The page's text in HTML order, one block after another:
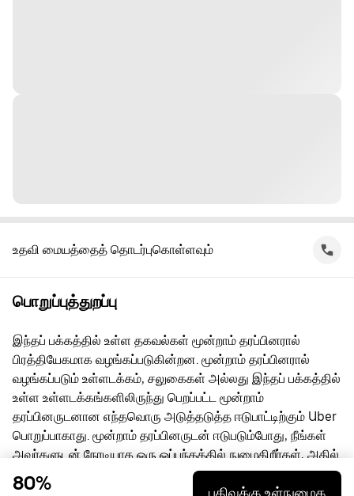
உதவி மையத்தைத் தொடர்புகொள்ளவும்
பொறுப்புத்துறப்பு
இந்தப் பக்கத்தில் உள்ள தகவல்கள் மூன்றாம் தரப்பினரால்
பிரத்தியேகமாக வழங்கப்படுகின்றன. மூன்றாம் தரப்பினரால்
வழங்கப்படும் உள்ளடக்கம், சலுகைகள் அல்லது இந்தப் பக்கத்தில்
உள்ள உள்ளடக்கங்களிலிருந்து பெறப்பட்ட மூன்றாம்
தரப்பினருடனான எந்தவொரு அடுத்தடுத்த ஈடுபாட்டிற்கும் Uber
பொறுப்பாகாது. மூன்றாம் தரப்பினருடன் ஈடுபடும்போது, நீங்கள்
அவர்களுடன் நேரடியாக ஒரு ஒப்பந்தத்தில் நுழைகிறீர்கள், அதில்
Uber ஒரு தரப்பு அல்ல. கேள்விகளுக்கு, மூன்றாம் தரப்பினரை
நேரடியாகத் தொடர்பு கொள்ளுங்கள்.
80% பதிவுக்கு உள்நுழைக